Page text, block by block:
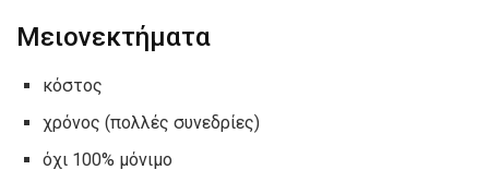
Μειονεκτήματα
κόστος
χρόνος (πολλές συνεδρίες)
όχι 100% μόνιμο